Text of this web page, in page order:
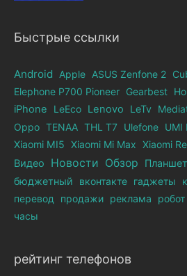
Быстрые ссылки
Android Apple ASUS Zenfone 2
Elephone Р700 Pioneer Gearbest
iPhone
LeEco Lenovo LeTv
Oppo TENAA THL T7 Ulefone UMI
Xiaomi MI5 Xiaomi Mi Max Xiaomi
Видео Новости Обзор
бюджетный
вконтакте гаджеты
перевод
продажи реклама робот
часы
рейтинг телефонов